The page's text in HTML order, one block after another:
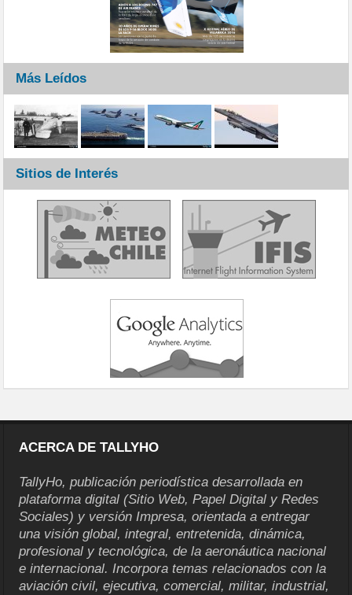
Más Leídos
Sitios de Interés
ACERCA DE TALLYHO
TallyHo, publicación periodística desarrollada en
plataforma digital (Sitio Web, Papel Digital y Redes
Sociales) y versión Impresa, orientada a entregar
una visión global, integral, entretenida, dinámica,
profesional y tecnológica, de la aeronáutica nacional
e internacional. Incorpora temas relacionados con la
aviación civil, ejecutiva, comercial, militar, industrial,